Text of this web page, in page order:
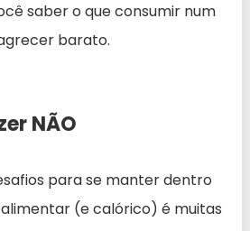
saber o que consumir num
barato.
NÃO
para se manter dentro
(e calórico) é muitas